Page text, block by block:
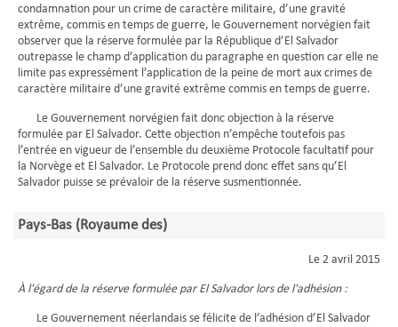
condamnation pour un crime de caractère militaire, d’une gravité
extrême, commis en temps de guerre, le Gouvernement norvégien fait
observer que la réserve formulée par la République d’El Salvador
outrepasse le champ d’application du paragraphe en question car elle ne
limite pas expressément l’application de la peine de mort aux crimes de
caractère militaire d’une gravité extrême commis en temps de guerre.
Le Gouvernement norvégien fait donc objection à la réserve
formulée par El Salvador. Cette objection n’empêche toutefois pas
l’entrée en vigueur de l’ensemble du deuxième Protocole facultatif pour
la Norvège et El Salvador. Le Protocole prend donc effet sans qu’El
Salvador puisse se prévaloir de la réserve susmentionnée.
Pays-Bas (Royaume des)
Le 2 avril 2015
À l'égard de la réserve formulée par El Salvador lors de l'adhésion :
Le Gouvernement néerlandais se félicite de l’adhésion d’El Salvador